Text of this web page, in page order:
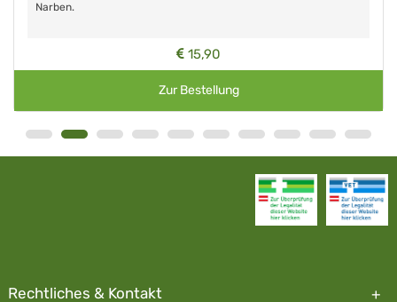
Narben.
15,90
Zur Bestellung
Rechtliches & Kontakt